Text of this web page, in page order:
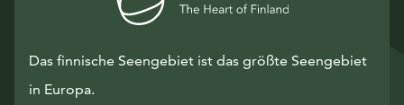
Das finnische Seengebiet ist das größte Seengebiet
in Europa.